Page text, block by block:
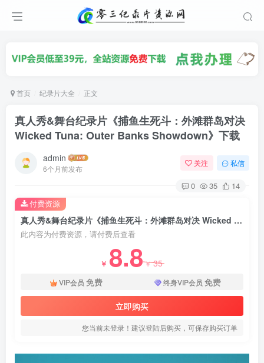
首页 纪录片大全 正文
真人秀&舞台纪录片《捕鱼生死斗：外滩群岛对决
Wicked Tuna: Outer Banks Showdown》下载
admin
6个月前发布
关注 私信
0 35 14
真人秀&舞台纪录片《捕鱼生死斗：外滩群岛对决 Wicked Tuna: Outer Banks Showdown》下载
此内容为付费资源，请付费后查看
￥ 8.8￥35
VIP会员 免费 终身VIP会员 免费
立即购买
您当前未登录！建议登陆后购买，可保存购买订单
付费资源